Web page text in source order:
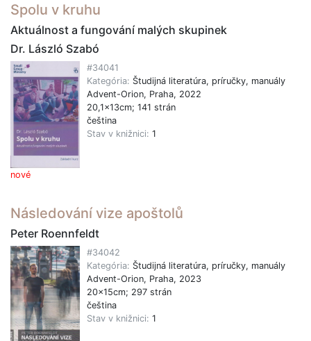
Spolu v kruhu
Aktuálnost a fungování malých skupinek
Dr. László Szabó
nové
#34041
Kategória: Študijná literatúra, príručky, manuály
Advent-Orion, Praha, 2022
20,1x13cm; 141 strán
čeština
Stav v knižnici: 1
Následování vize apoštolů
Peter Roennfeldt
#34042
Kategória: Študijná literatúra, príručky, manuály
Advent-Orion, Praha, 2023
20x15cm; 297 strán
čeština
Stav v knižnici: 1